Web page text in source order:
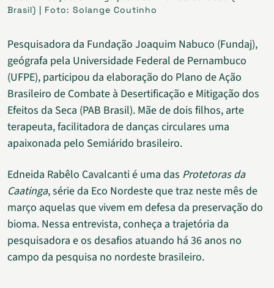
Brasil) | Foto: Solange Coutinho
Pesquisadora da Fundação Joaquim Nabuco (Fundaj),
geógrafa pela Universidade Federal de Pernambuco
(UFPE), participou da elaboração do Plano de Ação
Brasileiro de Combate à Desertificação e Mitigação dos
Efeitos da Seca (PAB Brasil). Mãe de dois filhos, arte
terapeuta, facilitadora de danças circulares uma
apaixonada pelo Semiárido brasileiro.
Edneida Rabêlo Cavalcanti é uma das Protetoras da
Caatinga, série da Eco Nordeste que traz neste mês de
março aquelas que vivem em defesa da preservação do
bioma. Nessa entrevista, conheça a trajetória da
pesquisadora e os desafios atuando há 36 anos no
campo da pesquisa no nordeste brasileiro.